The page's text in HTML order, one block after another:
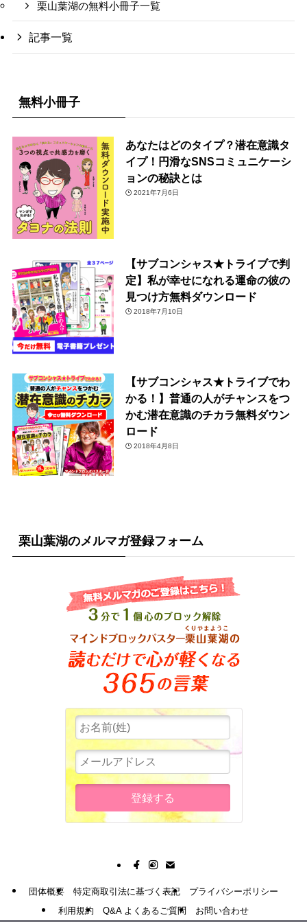
栗山葉湖の無料小冊子一覧
記事一覧
無料小冊子
あなたはどのタイプ？潜在意識タ
イプ！円滑なSNSコミュニケーシ
ョンの秘訣とは
2021年7月6日
【サブコンシャス★トライブで判
定】私が幸せになれる運命の彼の
見つけ方無料ダウンロード
2018年7月10日
【サブコンシャス★トライブでわ
かる！】普通の人がチャンスをつ
かむ潜在意識のチカラ無料ダウン
ロード
2018年4月8日
栗山葉湖のメルマガ登録フォーム
団体概要 特定商取引法に基づく表記
プライバシーポリシー
利用規約
Q&A よくあるご質問 お問い合わせ